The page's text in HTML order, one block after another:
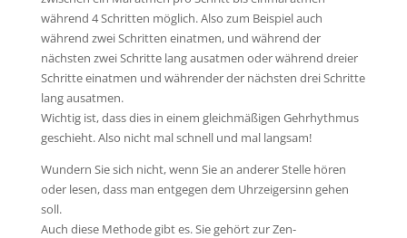
während 4 Schritten möglich. Also zum Beispiel auch
während zwei Schritten einatmen, und während der
nächsten zwei Schritte lang ausatmen oder während dreier
Schritte einatmen und währender der nächsten drei Schritte
lang ausatmen.
Wichtig ist, dass dies in einem gleichmäßigen Gehrhythmus
geschieht. Also nicht mal schnell und mal langsam!
Wundern Sie sich nicht, wenn Sie an anderer Stelle hören
oder lesen, dass man entgegen dem Uhrzeigersinn gehen
soll.
Auch diese Methode gibt es. Sie gehört zur Zen-